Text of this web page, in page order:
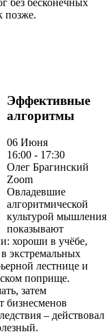
без бесконечных
позже.
Эффективные
алгоритмы
06 Июня
16:00 - 17:30
Олег Брагинский
Zoom
Овладевшие
алгоритмической
культурой мышления
показывают
хороши в учёбе,
экстремальных
лестнице и
поприще.
затем
бизнесменов
– действовал